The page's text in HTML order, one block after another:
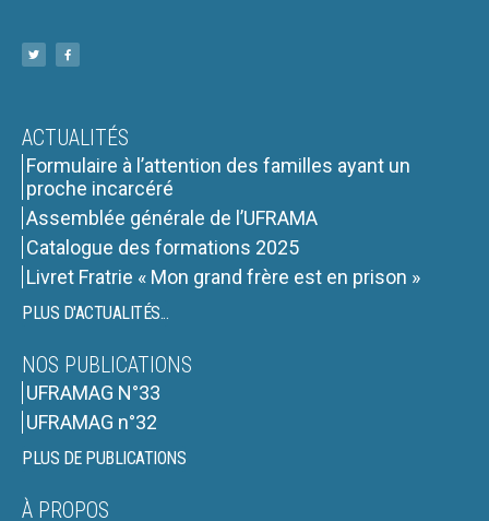
ACTUALITÉS
Formulaire à l’attention des familles ayant un
proche incarcéré
Assemblée générale de l’UFRAMA
Catalogue des formations 2025
Livret Fratrie « Mon grand frère est en prison »
PLUS D'ACTUALITÉS...
NOS PUBLICATIONS
UFRAMAG N°33
UFRAMAG n°32
PLUS DE PUBLICATIONS
À PROPOS